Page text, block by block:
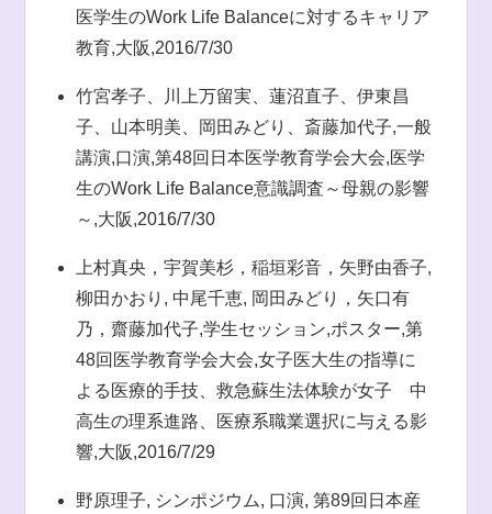
医学生のWork Life Balanceに対するキャリア
教育,大阪,2016/7/30
竹宮孝子、川上万留実、蓮沼直子、伊東昌
子、山本明美、岡田みどり、斎藤加代子,一般
講演,口演,第48回日本医学教育学会大会,医学
生のWork Life Balance意識調査～母親の影響
～,大阪,2016/7/30
上村真央，宇賀美杉，稲垣彩音，矢野由香子,
柳田かおり, 中尾千恵, 岡田みどり，矢口有
乃，齋藤加代子,学生セッション,ポスター,第
48回医学教育学会大会,女子医大生の指導に
よる医療的手技、救急蘇生法体験が女子 中
高生の理系進路、医療系職業選択に与える影
響,大阪,2016/7/29
野原理子, シンポジウム, 口演, 第89回日本産